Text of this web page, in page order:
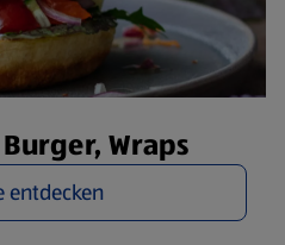
Wraps
entdecken